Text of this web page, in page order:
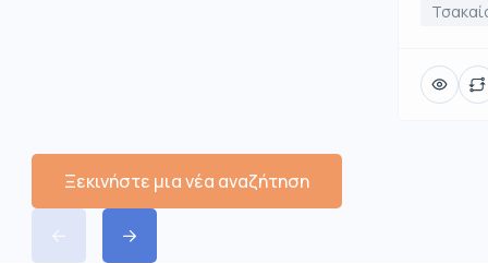
Ξεκινήστε μια νέα αναζήτηση